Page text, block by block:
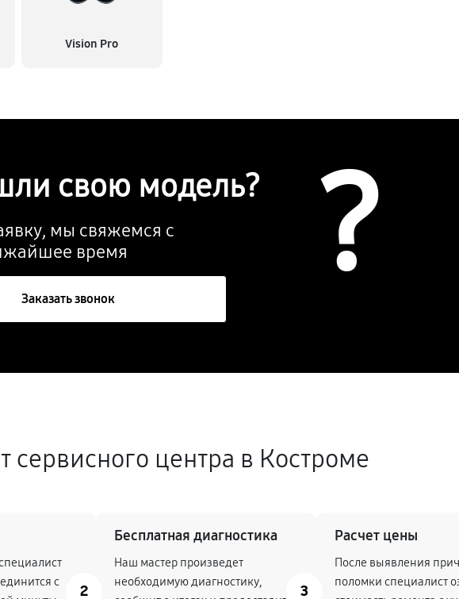
Vision Pro
свою модель?
мы свяжемся с
время
Заказать звонок ?
сервисного центра в Костроме
с
2
Бесплатная диагностика
Наш мастер произведет
необходимую диагностику,
3
Расчет цены
После выявления
поломки специалист